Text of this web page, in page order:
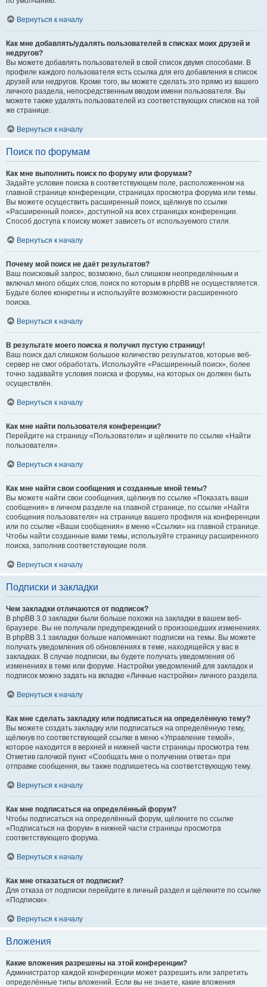
Вернуться к началу
Как мне добавлять/удалять пользователей в списках моих друзей и
недругов?
Вы можете добавлять пользователей в свой список двумя способами. В
профиле каждого пользователя есть ссылка для его добавления в список
друзей или недругов. Кроме того, вы можете сделать это прямо из вашего
личного раздела, непосредственным вводом имени пользователя. Вы
можете также удалять пользователей из соответствующих списков на той
же странице.
Вернуться к началу
Поиск по форумам
Как мне выполнить поиск по форуму или форумам?
Задайте условие поиска в соответствующем поле, расположенном на
главной странице конференции, страницах просмотра форума или темы.
Вы можете осуществить расширенный поиск, щёлкнув по ссылке
«Расширенный поиск», доступной на всех страницах конференции.
Способ доступа к поиску может зависеть от используемого стиля.
Вернуться к началу
Почему мой поиск не даёт результатов?
Ваш поисковый запрос, возможно, был слишком неопределённым и
включал много общих слов, поиск по которым в phpBB не осуществляется.
Будьте более конкретны и используйте возможности расширенного
поиска.
Вернуться к началу
В результате моего поиска я получил пустую страницу!
Ваш поиск дал слишком большое количество результатов, которые веб-
сервер не смог обработать. Используйте «Расширенный поиск», более
точно задавайте условия поиска и форумы, на которых он должен быть
осуществлён.
Вернуться к началу
Как мне найти пользователя конференции?
Перейдите на страницу «Пользователи» и щёлкните по ссылке «Найти
пользователя».
Вернуться к началу
Как мне найти свои сообщения и созданные мной темы?
Вы можете найти свои сообщения, щёлкнув по ссылке «Показать ваши
сообщения» в личном разделе на главной странице, по ссылке «Найти
сообщения пользователя» на странице вашего профиля на конференции
или по ссылке «Ваши сообщения» в меню «Ссылки» на главной странице.
Чтобы найти созданные вами темы, используйте страницу расширенного
поиска, заполнив соответствующие поля.
Вернуться к началу
Подписки и закладки
Чем закладки отличаются от подписок?
В phpBB 3.0 закладки были больше похожи на закладки в вашем веб-
браузере. Вы не получали предупреждений о произошедших изменениях.
В phpBB 3.1 закладки больше напоминают подписки на темы. Вы можете
получать уведомления об обновлениях в теме, находящейся у вас в
закладках. В случае подписки, вы будете получать уведомления об
изменениях в теме или форуме. Настройки уведомлений для закладок и
подписок можно задать на вкладке «Личные настройки» личного раздела.
Вернуться к началу
Как мне сделать закладку или подписаться на определённую тему?
Вы можете создать закладку или подписаться на определённую тему,
щёлкнув по соответствующей ссылке в меню «Управление темой»,
которое находится в верхней и нижней части страницы просмотра тем.
Отметив галочкой пункт «Сообщать мне о получении ответа» при
отправке сообщения, вы также подпишетесь на соответствующую тему.
Вернуться к началу
Как мне подписаться на определённый форум?
Чтобы подписаться на определённый форум, щёлкните по ссылке
«Подписаться на форум» в нижней части страницы просмотра
соответствующего форума.
Вернуться к началу
Как мне отказаться от подписки?
Для отказа от подписки перейдите в личный раздел и щёлкните по ссылке
«Подписки».
Вернуться к началу
Вложения
Какие вложения разрешены на этой конференции?
Администратор каждой конференции может разрешить или запретить
определённые типы вложений. Если вы не знаете, какие вложения